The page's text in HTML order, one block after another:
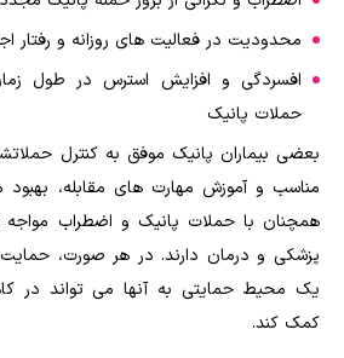
محدودیت در فعالیت های روزانه و رفتار
افسردگی و افزایش استرس در طول
حملات پانیک
بعضی بیماران پانیک موفق به کنترل
مناسب و آموزش مهارت های مقابله، بهبود
همچنان با حملات پانیک و اضطراب مواجه
پزشکی و درمان دارند. در هر صورت، حمایت
یک محیط حمایتی به آنها می تواند در
کمک کند.